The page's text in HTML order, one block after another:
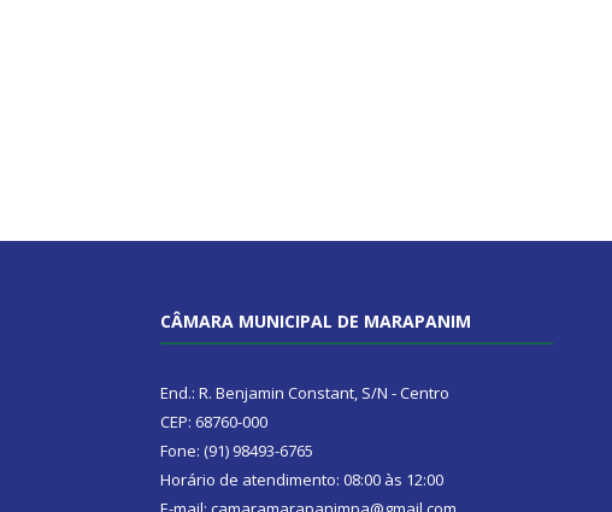
CÂMARA MUNICIPAL DE MARAPANIM
End.: R. Benjamin Constant, S/N - Centro
CEP: 68760-000
Fone: (91) 98493-6765
Horário de atendimento: 08:00 às 12:00